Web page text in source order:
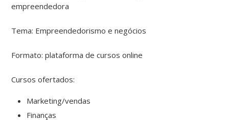
empreendedora
Tema: Empreendedorismo e negócios
Formato: plataforma de cursos online
Cursos ofertados:
Marketing/vendas
Finanças